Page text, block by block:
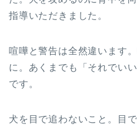
指導いただきました。
喧嘩と警告は全然違います
に。あくまでも「それでい
です。
犬を目で追わないこと。目